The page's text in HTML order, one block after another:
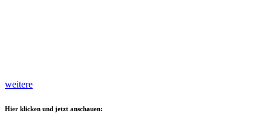
weitere
Hier klicken und jetzt anschauen: